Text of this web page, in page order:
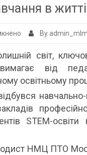
в житті
до
науки
в
собі
до
навчання
By
світ,
від
освітньому
навчально-
STEM-
НМЦ ПТО